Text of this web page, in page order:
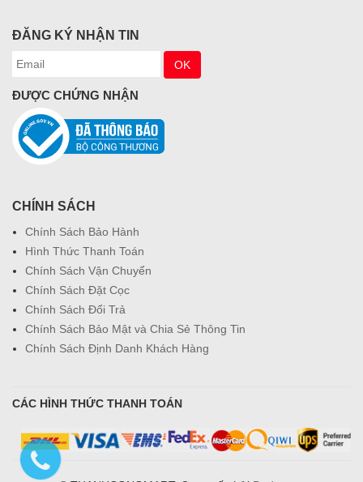
ĐĂNG KÝ NHẬN TIN
ĐƯỢC CHỨNG NHẬN
CHÍNH SÁCH
Chính Sách Bảo Hành
Hình Thức Thanh Toán
Chính Sách Vận Chuyển
Chính Sách Đặt Cọc
Chính Sách Đổi Trả
Chính Sách Bảo Mật và Chia Sẻ Thông Tin
Chính Sách Định Danh Khách Hàng
CÁC HÌNH THỨC THANH TOÁN